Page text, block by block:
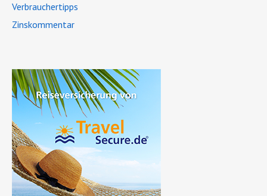
Verbrauchertipps
Zinskommentar